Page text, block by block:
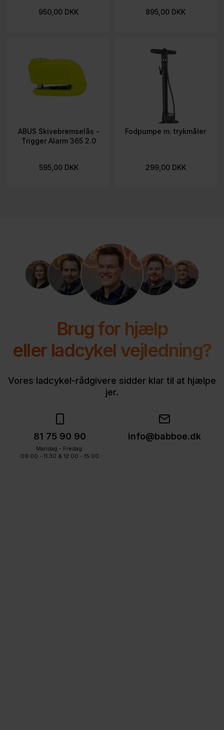
950,00 DKK
895,00 DKK
ABUS Skivebremselås -
Trigger Alarm 365 2.0
595,00 DKK
Fodpumpe m. trykmåler
299,00 DKK
Brug for hjælp
eller ladcykel vejledning?
Vores ladcykel-rådgivere sidder klar til at hjælpe
jer.
81 75 90 90
Mandag - Fredag:
09:00 - 11:30 & 12:00 - 15:00
info@babboe.dk